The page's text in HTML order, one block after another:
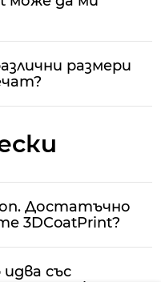
размери
Достатъчно
3DCoatPrint?
със